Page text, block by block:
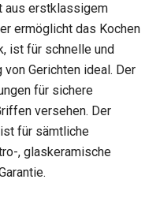
aus erstklassigem
ermöglicht das Kochen
ist für schnelle und
Gerichten ideal. Der
für sichere
versehen. Der
für sämtliche
, glaskeramische